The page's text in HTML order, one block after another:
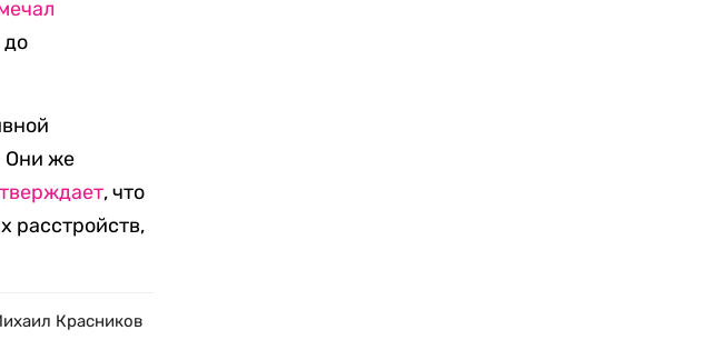
до
Они же
, что
расстройств,
Красников